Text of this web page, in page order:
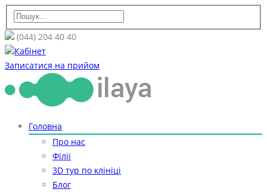
(044) 204 40 40
Кабінет
Записатися на прийом
Головна
Про нас
Філії
3D тур по клініці
Блог